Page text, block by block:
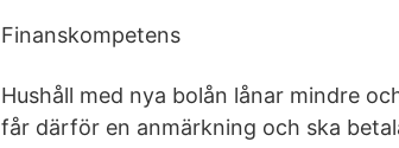
Finanskompetens
Hushåll med nya bolån lånar mindre
får därför en anmärkning och ska